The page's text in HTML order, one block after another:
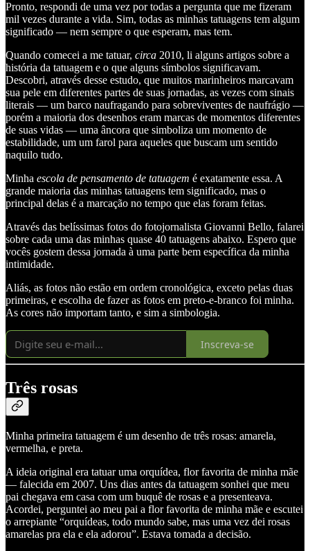
Pronto, respondi de uma vez por todas a pergunta que me fizeram
mil vezes durante a vida. Sim, todas as minhas tatuagens tem algum
significado — nem sempre o que esperam, mas tem.
Quando comecei a me tatuar, circa 2010, li alguns artigos sobre a
história da tatuagem e o que alguns símbolos significavam.
Descobri, através desse estudo, que muitos marinheiros marcavam
sua pele em diferentes partes de suas jornadas, as vezes com sinais
literais — um barco naufragando para sobreviventes de naufrágio —
porém a maioria dos desenhos eram marcas de momentos diferentes
de suas vidas — uma âncora que simboliza um momento de
estabilidade, um um farol para aqueles que buscam um sentido
naquilo tudo.
Minha escola de pensamento de tatuagem é exatamente essa. A
grande maioria das minhas tatuagens tem significado, mas o
principal delas é a marcação no tempo que elas foram feitas.
Através das belíssimas fotos do fotojornalista Giovanni Bello, falarei
sobre cada uma das minhas quase 40 tatuagens abaixo. Espero que
vocês gostem dessa jornada à uma parte bem específica da minha
intimidade.
Aliás, as fotos não estão em ordem cronológica, exceto pelas duas
primeiras, e escolha de fazer as fotos em preto-e-branco foi minha.
As cores não importam tanto, e sim a simbologia.
Inscreva-se
Três rosas
Minha primeira tatuagem é um desenho de três rosas: amarela,
vermelha, e preta.
A ideia original era tatuar uma orquídea, flor favorita de minha mãe
— falecida em 2007. Uns dias antes da tatuagem sonhei que meu
pai chegava em casa com um buquê de rosas e a presenteava.
Acordei, perguntei ao meu pai a flor favorita de minha mãe e escutei
o arrepiante “orquídeas, todo mundo sabe, mas uma vez dei rosas
amarelas pra ela e ela adorou”. Estava tomada a decisão.